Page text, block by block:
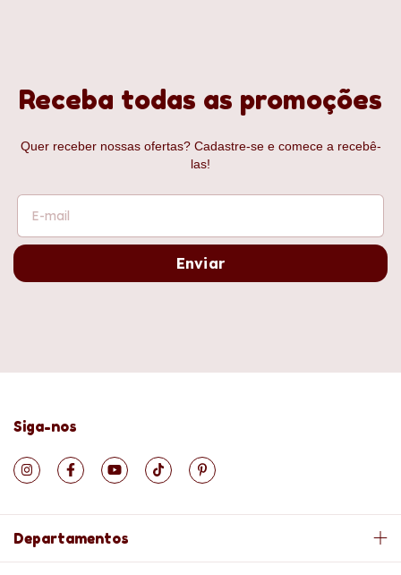
Receba todas as promoções
Quer receber nossas ofertas? Cadastre-se e comece a recebê-
las!
Siga-nos
Departamentos